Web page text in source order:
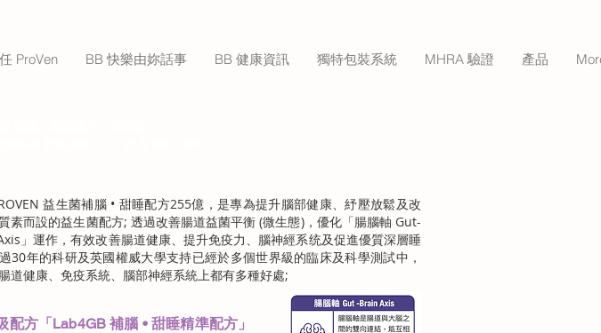
ProVen BB 快樂由妳話事 BB 健康資訊 獨特包裝系統 MHRA 驗證 產品
益生菌補腦 • 甜睡配方255億，是專為提升腦部健康、紓壓放鬆及改
素而設的益生菌配方; 透過改善腸道益菌平衡 (微生態)，優化「腸腦軸 Gut-
」運作，有效改善腸道健康、提升免疫力、腦神經系统及促進優質深層睡
30年的科研及英國權威大學支持已經於多個世界級的臨床及科學測試中，
道健康、免疫系統、腦部神經系統上都有多種好處;
配方「Lab4GB 補腦 • 甜睡精準配方」